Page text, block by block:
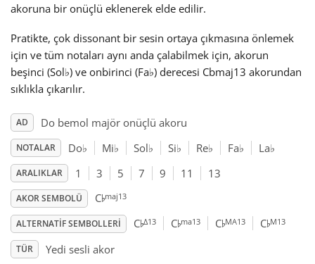
Dansk
Deutsch
Español
Français
한국어
akoruna bir onüçlü eklenerek elde edilir.
Pratikte, çok dissonant bir sesin ortaya çıkmasına önlemek
için ve tüm notaları aynı anda çalabilmek için, akorun
beşinci (Sol♭) ve onbirinci (Fa♭) derecesi Cbmaj13 akorundan
sıklıkla çıkarılır.
AD Do bemol majör onüçlü akoru
NOTALAR Do♭ Mi♭ Sol♭ Si♭ Re♭ Fa♭ La♭
ARALIKLAR 1 3 5 7 9 11 13
AKOR SEMBOLÜ C♭maj13
ALTERNATIF SEMBOLLERI C♭Δ13 C♭ma13 C♭MA13 C♭M13
TÜR Yedi sesli akor